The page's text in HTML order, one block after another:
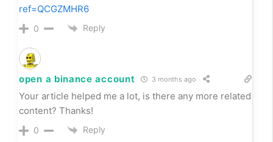
ref=QCGZMHR6
0 Reply
open a binance account 3 months ago
Your article helped me a lot, is there any more related
content? Thanks!
0 Reply